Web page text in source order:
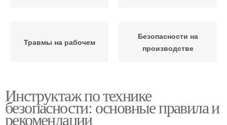
Травмы на рабочем
Безопасности на
производстве
Инструктаж по технике
безопасности: основные правила и
рекомендации